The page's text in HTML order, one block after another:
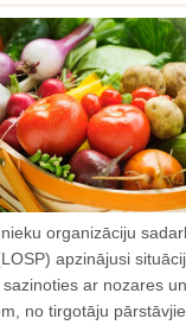
organizāciju
apzinājusi
ar nozares
no tirgotāju